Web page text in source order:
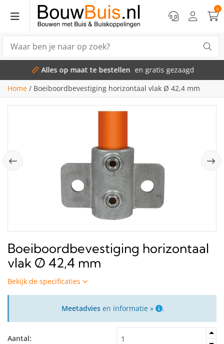
0
Alles op maat te bestellen
en gratis gezaagd
Home / Boeiboordbevestiging horizontaal vlak Ø 42,4 mm
Boeiboordbevestiging horizontaal
vlak Ø 42,4 mm
Bekijk de specificaties
Meetadviesen informatie » .
Aantal: